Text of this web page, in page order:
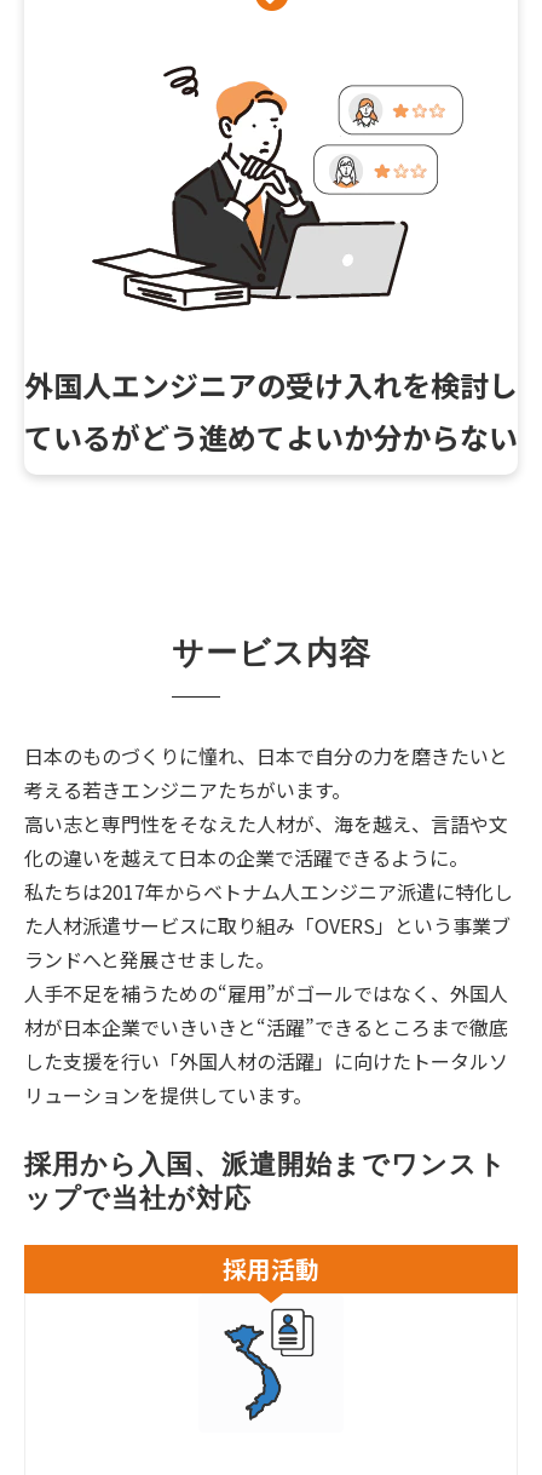
外国人エンジニアの受け入れを検討し
ているがどう進めてよいか分からない
サービス内容
日本のものづくりに憧れ、日本で自分の力を磨きたいと
考える若きエンジニアたちがいます。
高い志と専門性をそなえた人材が、海を越え、言語や文
化の違いを越えて日本の企業で活躍できるように。
私たちは2017年からベトナム人エンジニア派遣に特化し
た人材派遣サービスに取り組み「OVERS」という事業ブ
ランドへと発展させました。
人手不足を補うための“雇用”がゴールではなく、外国人
材が日本企業でいきいきと“活躍”できるところまで徹底
した支援を行い「外国人材の活躍」に向けたトータルソ
リューションを提供しています。
採用から入国、派遣開始までワンスト
ップで当社が対応
採用活動